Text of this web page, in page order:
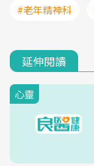
#老年精神科
延伸閱讀
心靈